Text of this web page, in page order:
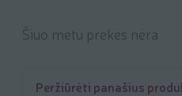
Šiuo metu prekės nėra
Peržiūrėti panašius